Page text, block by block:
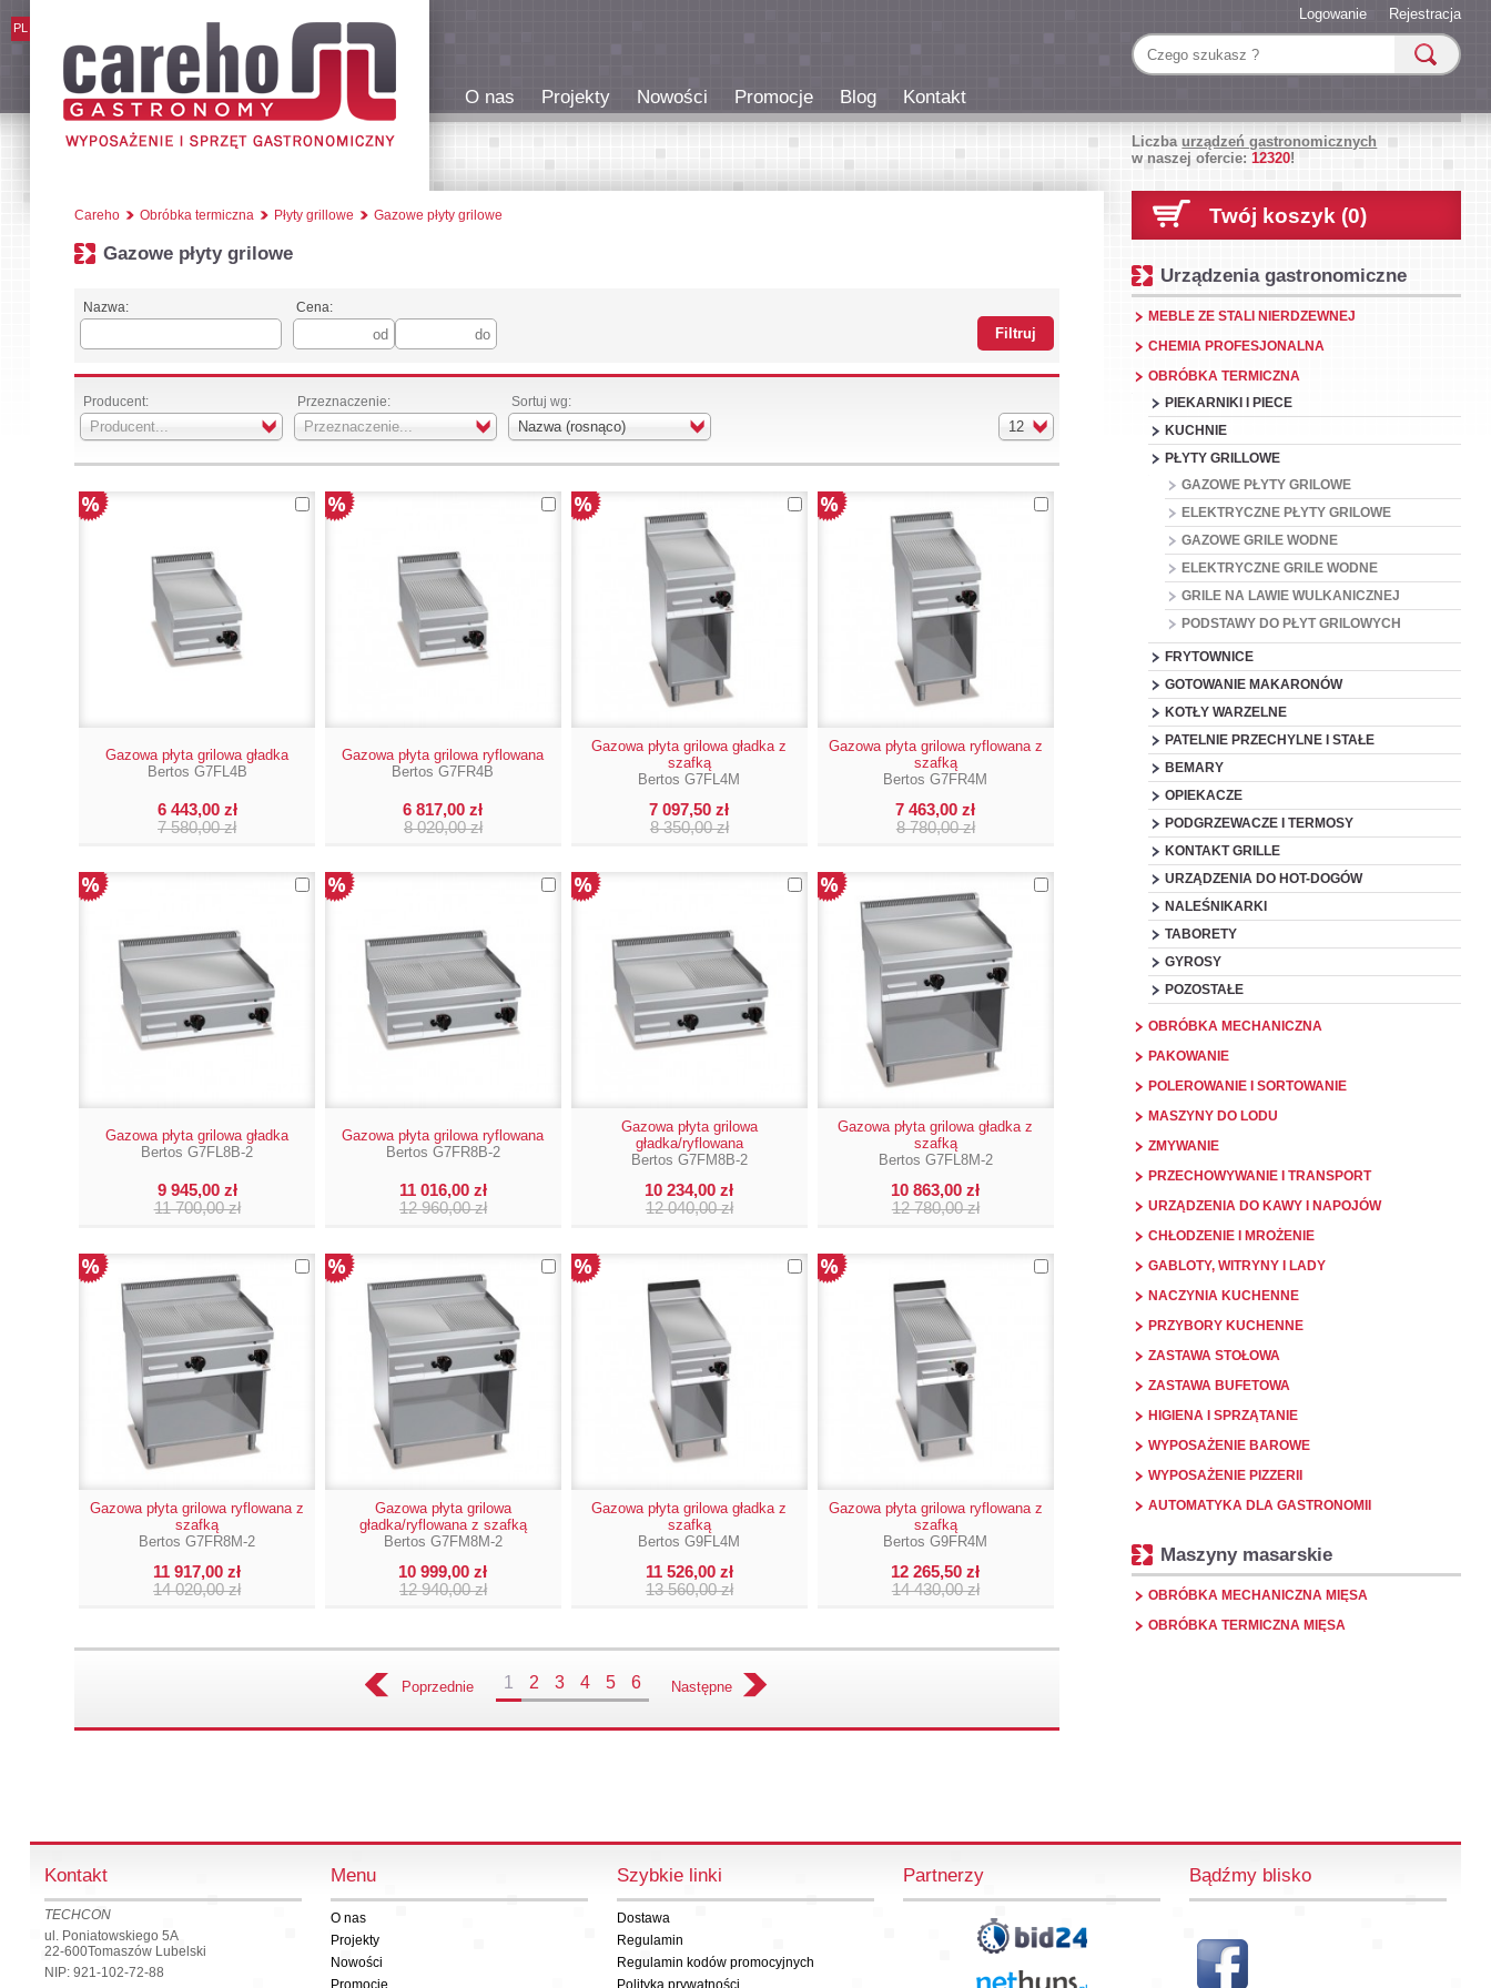
PL
Rejestracja
Logowanie
O nas Projekty Nowości Promocje Blog Kontakt
Liczbaurządzeń gastronomicznych
w naszej ofercie:12320!
Careho Obróbka termiczna Płyty grillowe Gazowe płyty grilowe
Gazowe płyty grilowe
Nazwa: Cena:
Producent:
Producent...
Przeznaczenie:
Przeznaczenie...
Sortuj wg:
Nazwa (rosnąco) 12
Gazowa płyta grilowa gładka
Bertos G7FL4B
6 443,00 zł
7 580,00 zł
Gazowa płyta grilowa ryflowana
Bertos G7FR4B
6 817,00 zł
8 020,00 zł
Gazowa płyta grilowa gładka z
szafką
Bertos G7FL4M
7 097,50 zł
8 350,00 zł
Gazowa płyta grilowa ryflowana z
szafką
Bertos G7FR4M
7 463,00 zł
8 780,00 zł
Gazowa płyta grilowa gładka
Bertos G7FL8B-2
9 945,00 zł
11 700,00 zł
Gazowa płyta grilowa ryflowana
Bertos G7FR8B-2
11 016,00 zł
12 960,00 zł
Gazowa płyta grilowa
gładka/ryflowana
Bertos G7FM8B-2
10 234,00 zł
12 040,00 zł
Gazowa płyta grilowa gładka z
szafką
Bertos G7FL8M-2
10 863,00 zł
12 780,00 zł
Gazowa płyta grilowa ryflowana z
szafką
Bertos G7FR8M-2
11 917,00 zł
14 020,00 zł
Gazowa płyta grilowa
gładka/ryflowana z szafką
Bertos G7FM8M-2
10 999,00 zł
12 940,00 zł
Gazowa płyta grilowa gładka z
szafką
Bertos G9FL4M
11 526,00 zł
13 560,00 zł
Gazowa płyta grilowa ryflowana z
szafką
Bertos G9FR4M
12 265,50 zł
14 430,00 zł
Poprzednie 1 2 3 4 5 6 Następne
Twój koszyk (0)
Urządzenia gastronomiczne
MEBLE ZE STALI NIERDZEWNEJ
CHEMIA PROFESJONALNA
OBRÓBKA TERMICZNA
PIEKARNIKI I PIECE
KUCHNIE
PŁYTY GRILLOWE
GAZOWE PŁYTY GRILOWE
ELEKTRYCZNE PŁYTY GRILOWE
GAZOWE GRILE WODNE
ELEKTRYCZNE GRILE WODNE
GRILE NA LAWIE WULKANICZNEJ
PODSTAWY DO PŁYT GRILOWYCH
FRYTOWNICE
GOTOWANIE MAKARONÓW
KOTŁY WARZELNE
PATELNIE PRZECHYLNE I STAŁE
BEMARY
OPIEKACZE
PODGRZEWACZE I TERMOSY
KONTAKT GRILLE
URZĄDZENIA DO HOT-DOGÓW
NALEŚNIKARKI
TABORETY
GYROSY
POZOSTAŁE
OBRÓBKA MECHANICZNA
PAKOWANIE
POLEROWANIE I SORTOWANIE
MASZYNY DO LODU
ZMYWANIE
PRZECHOWYWANIE I TRANSPORT
URZĄDZENIA DO KAWY I NAPOJÓW
CHŁODZENIE I MROŻENIE
GABLOTY, WITRYNY I LADY
NACZYNIA KUCHENNE
PRZYBORY KUCHENNE
ZASTAWA STOŁOWA
ZASTAWA BUFETOWA
HIGIENA I SPRZĄTANIE
WYPOSAŻENIE BAROWE
WYPOSAŻENIE PIZZERII
AUTOMATYKA DLA GASTRONOMII
Maszyny masarskie
OBRÓBKA MECHANICZNA MIĘSA
OBRÓBKA TERMICZNA MIĘSA
Kontakt
TECHCON
ul. Poniatowskiego 5A
22-600Tomaszów Lubelski
NIP: 921-102-72-88
Menu
O nas
Projekty
Nowości
Promocje
Szybkie linki
Dostawa
Regulamin
Regulamin kodów promocyjnych
Polityka prywatności
Partnerzy Bądźmy blisko